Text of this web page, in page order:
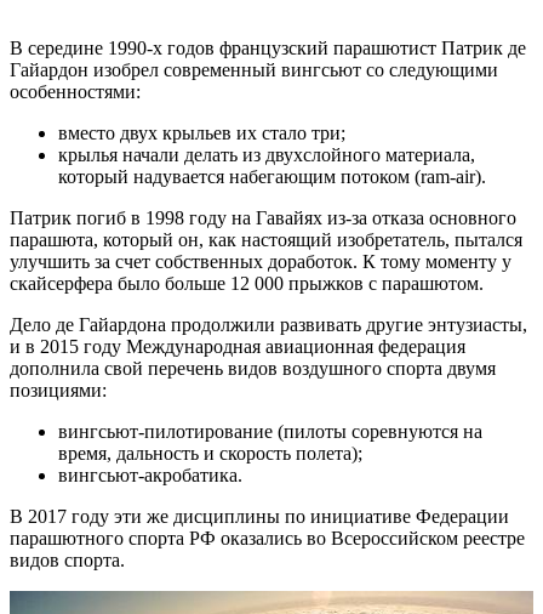
В середине 1990-х годов французский парашютист Патрик де
Гайардон изобрел современный вингсьют со следующими
особенностями:
вместо двух крыльев их стало три;
крылья начали делать из двухслойного материала,
который надувается набегающим потоком (ram-air).
Патрик погиб в 1998 году на Гавайях из-за отказа основного
парашюта, который он, как настоящий изобретатель, пытался
улучшить за счет собственных доработок. К тому моменту у
скайсерфера было больше 12 000 прыжков с парашютом.
Дело де Гайардона продолжили развивать другие энтузиасты,
и в 2015 году Международная авиационная федерация
дополнила свой перечень видов воздушного спорта двумя
позициями:
вингсьют-пилотирование (пилоты соревнуются на
время, дальность и скорость полета);
вингсьют-акробатика.
В 2017 году эти же дисциплины по инициативе Федерации
парашютного спорта РФ оказались во Всероссийском реестре
видов спорта.